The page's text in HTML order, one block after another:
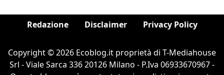
Redazione Disclaimer Privacy Policy
Copyright © 2026 Ecoblog.it proprietà di T-Mediahouse
Srl - Viale Sarca 336 20126 Milano - P.Iva 06933670967 -